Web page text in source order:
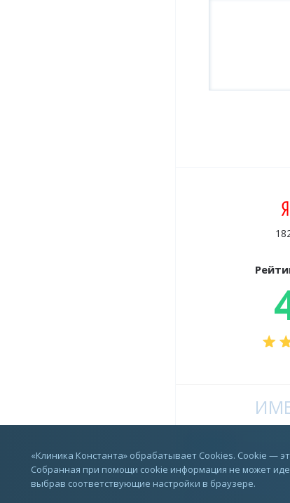
«Клиника Константа» обрабатывает Cookies. Cookie —
Собранная при помощи cookie информация не может
выбрав соответствующие настройки в браузере.